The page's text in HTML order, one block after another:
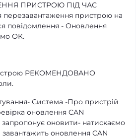
ПРИСТРОЮ ПІД ЧАС
пристрою на
повідомлення - Оновлення
ОК.
РЕКОМЕНДОВАНО
Система -Про пристрій
оновлення CAN
запропонує оновити- натискаємо
оновлення CAN